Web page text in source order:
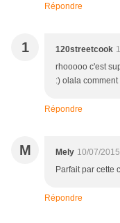
Répondre
1 120streetcook
rhooooo c'est
:) olala
Répondre
M Mely 10/07/
Parfait par cette
Répondre